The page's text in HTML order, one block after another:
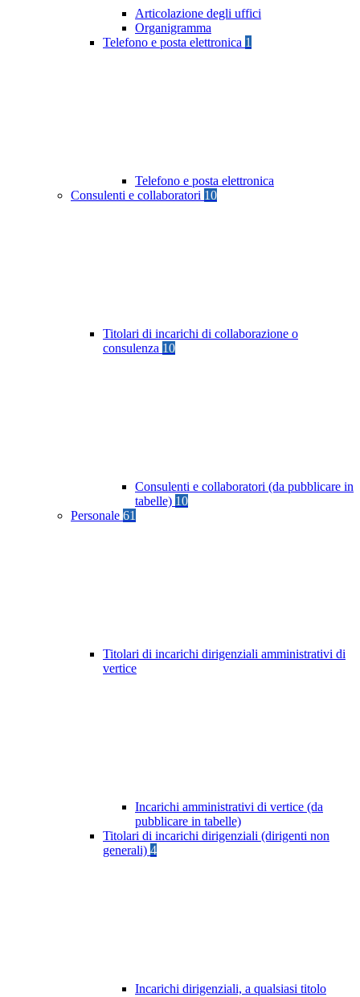
Articolazione degli uffici
Organigramma
Telefono e posta elettronica 1
Telefono e posta elettronica
Consulenti e collaboratori 10
Titolari di incarichi di collaborazione o
consulenza 10
Consulenti e collaboratori (da pubblicare in
tabelle) 10
Personale 61
Titolari di incarichi dirigenziali amministrativi di
vertice
Incarichi amministrativi di vertice (da
pubblicare in tabelle)
Titolari di incarichi dirigenziali (dirigenti non
generali) 4
Incarichi dirigenziali, a qualsiasi titolo